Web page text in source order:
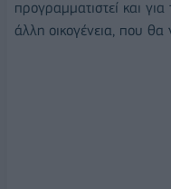
προγραμματιστεί και
άλλη οικογένεια, που θα